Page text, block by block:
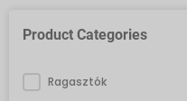
Product Categories
Product Categories
Ragasztók